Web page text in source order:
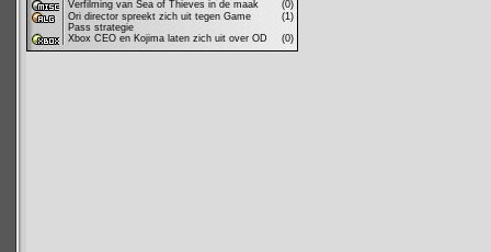
Verfilming van Sea of Thieves in de maak
(0)
Ori director spreekt zich uit tegen Game
Pass strategie
(1)
Xbox CEO en Kojima laten zich uit over OD
(0)